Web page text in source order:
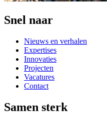
Snel naar
Nieuws en verhalen
Expertises
Innovaties
Projecten
Vacatures
Contact
Samen sterk